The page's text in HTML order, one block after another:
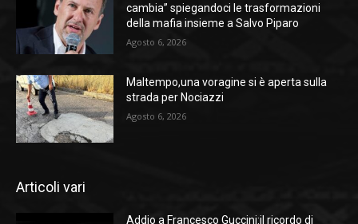
cambia” spiegandoci le trasformazioni
della mafia insieme a Salvo Piparo
Agosto 6, 2026
Maltempo,una voragine si è aperta sulla
strada per Nociazzi
Agosto 6, 2026
Articoli vari
Addio a Francesco Guccini:il ricordo di